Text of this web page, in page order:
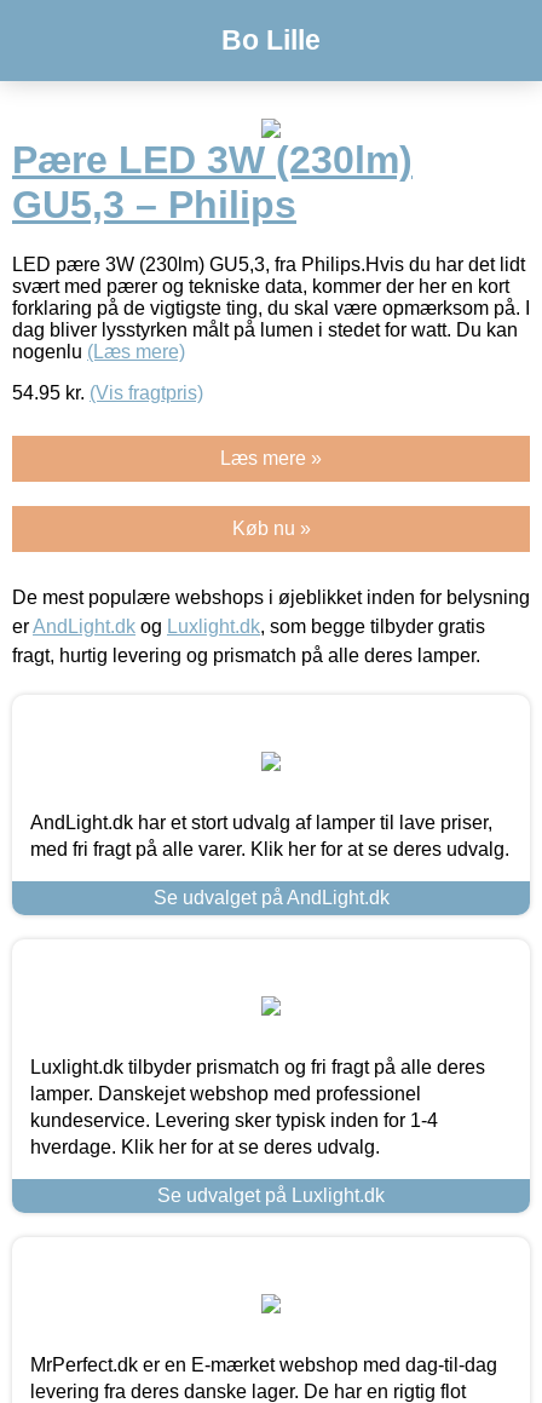
Bo Lille
Pære LED 3W (230lm)
GU5,3 – Philips
LED pære 3W (230lm) GU5,3, fra Philips.Hvis du har det lidt
svært med pærer og tekniske data, kommer der her en kort
forklaring på de vigtigste ting, du skal være opmærksom på. I
dag bliver lysstyrken målt på lumen i stedet for watt. Du kan
nogenlu (Læs mere)
54.95 kr. (Vis fragtpris)
Læs mere »
Køb nu »
De mest populære webshops i øjeblikket inden for belysning
erAndLight.dk og Luxlight.dk, som begge tilbyder gratis
fragt, hurtig levering og prismatch på alle deres lamper.
AndLight.dk har et stort udvalg af lamper til lave priser,
med fri fragt på alle varer. Klik her for at se deres udvalg.
Se udvalget på AndLight.dk
Luxlight.dk tilbyder prismatch og fri fragt på alle deres
lamper. Danskejet webshop med professionel
kundeservice. Levering sker typisk inden for 1-4
hverdage. Klik her for at se deres udvalg.
Se udvalget på Luxlight.dk
MrPerfect.dk er en E-mærket webshop med dag-til-dag
levering fra deres danske lager. De har en rigtig flot